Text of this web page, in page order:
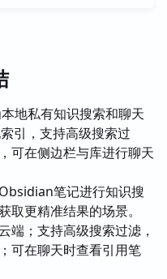
地私有知识搜索和聊天
引，支持高级搜索过
可在侧边栏与库进行聊天
笔记进行知识搜
取更精准结果的场景。
端；支持高级搜索过滤，
可在聊天时查看引用笔